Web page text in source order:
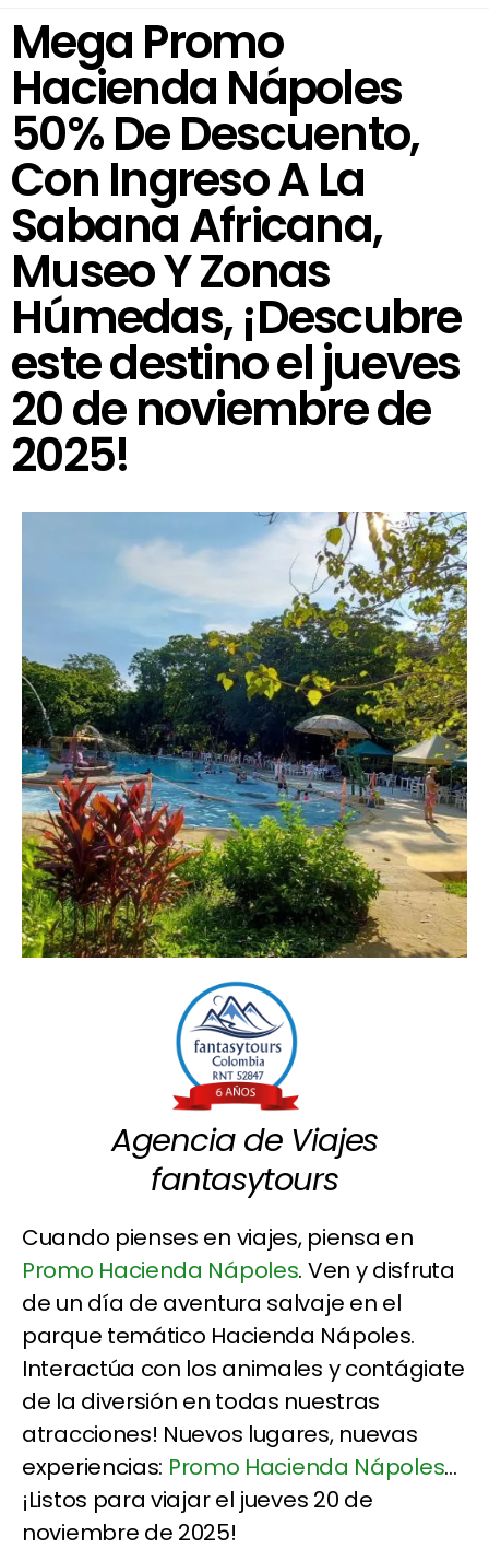
Mega Promo
Hacienda Nápoles
50% De Descuento,
Con Ingreso A La
Sabana Africana,
Museo Y Zonas
Húmedas, ¡Descubre
este destino el jueves
20 de noviembre de
2025!
Agencia de Viajes
fantasytours
Cuando pienses en viajes, piensa en
Promo Hacienda Nápoles. Ven y disfruta
de un día de aventura salvaje en el
parque temático Hacienda Nápoles.
Interactúa con los animales y contágiate
de la diversión en todas nuestras
atracciones! Nuevos lugares, nuevas
experiencias: Promo Hacienda Nápoles...
¡Listos para viajar el jueves 20 de
noviembre de 2025!